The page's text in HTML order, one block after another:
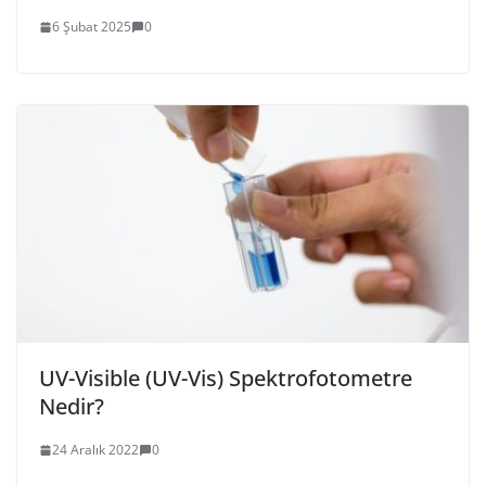
6 Şubat 2025 0
UV-Visible (UV-Vis) Spektrofotometre
Nedir?
24 Aralık 2022 0